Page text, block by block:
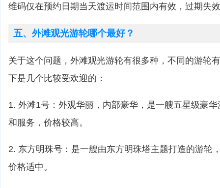
维码仅在预约日期当天渡运时间范围内有效，过期失
五、外滩观光游轮哪个最好？
关于这个问题，外滩观光游轮有很多种，不同的游轮
下是几个比较受欢迎的：
1. 外滩1号：外观华丽，内部豪华，是一艘五星级豪
和服务，价格较高。
2. 东方明珠号：是一艘由东方明珠塔主题打造的游轮
价格适中。